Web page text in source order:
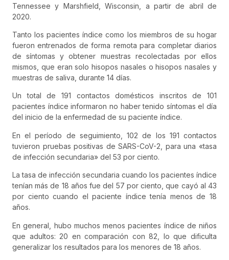
Tennessee y Marshfield, Wisconsin, a partir de abril de
2020.
Tanto los pacientes índice como los miembros de su hogar
fueron entrenados de forma remota para completar diarios
de síntomas y obtener muestras recolectadas por ellos
mismos, que eran solo hisopos nasales o hisopos nasales y
muestras de saliva, durante 14 días.
Un total de 191 contactos domésticos inscritos de 101
pacientes índice informaron no haber tenido síntomas el día
del inicio de la enfermedad de su paciente índice.
En el período de seguimiento, 102 de los 191 contactos
tuvieron pruebas positivas de SARS-CoV-2, para una «tasa
de infección secundaria» del 53 por ciento.
La tasa de infección secundaria cuando los pacientes índice
tenían más de 18 años fue del 57 por ciento, que cayó al 43
por ciento cuando el paciente índice tenía menos de 18
años.
En general, hubo muchos menos pacientes índice de niños
que adultos: 20 en comparación con 82, lo que dificulta
generalizar los resultados para los menores de 18 años.